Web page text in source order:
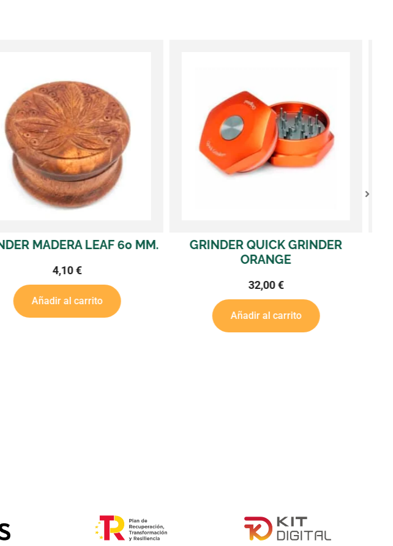
GRINDER QUICK GRINDER
32,00€
Añadir al carrito
GRINDER QUICK GRINDER PINK
Añadir al carrito